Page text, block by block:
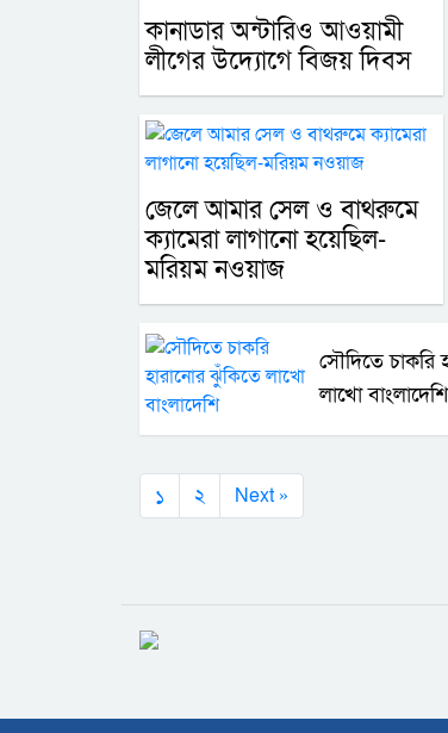
কানাডার অন্টারিও আওয়ামী
লীগের উদ্যোগে বিজয় দিবস
জেলে আমার সেল ও বাথরুমে
ক্যামেরা লাগানো হয়েছিল-
মরিয়ম নওয়াজ
সৌদিতে চাকরি
লাখো বাংলাদেশি
১ ২ Next »